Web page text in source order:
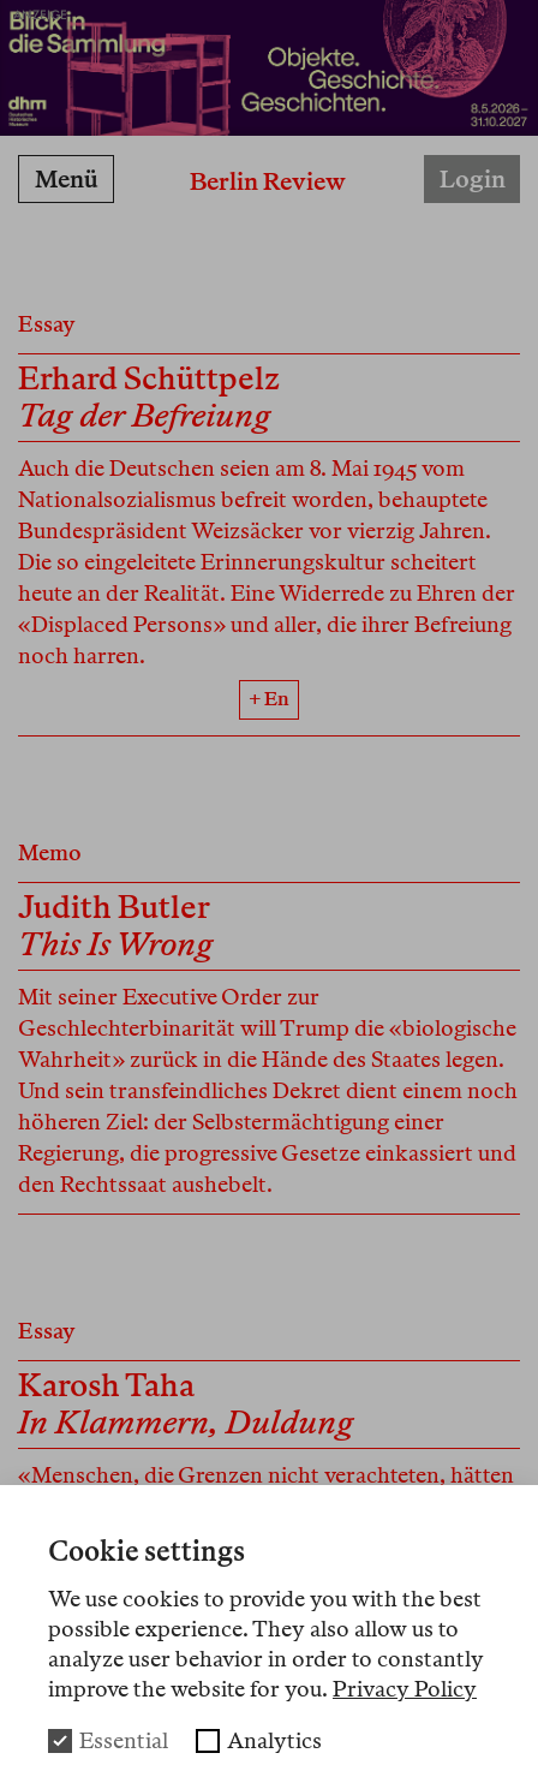
ANZEIGE
Berlin Review
Menü Login
Essay
Erhard Schüttpelz
Tag der Befreiung
Auch die Deutschen seien am 8. Mai 1945 vom
Nationalsozialismus befreit worden, behauptete
Bundespräsident Weizsäcker vor vierzig Jahren.
Die so eingeleitete Erinnerungskultur scheitert
heute an der Realität. Eine Widerrede zu Ehren der
«Displaced Persons» und aller, die ihrer Befreiung
noch harren.
+ En
Memo
Judith Butler
This Is Wrong
Mit seiner Executive Order zur
Geschlechterbinarität will Trump die «biologische
Wahrheit» zurück in die Hände des Staates legen.
Und sein transfeindliches Dekret dient einem noch
höheren Ziel: der Selbstermächtigung einer
Regierung, die progressive Gesetze einkassiert und
den Rechtssaat aushebelt.
Essay
Karosh Taha
In Klammern, Duldung
«Menschen, die Grenzen nicht verachteten, hätten
wird mich nicht verlassen, nicht die Sätze werden
mich verlassen.» Eine Erzählung über das Leben in
Duldung, das Menschen zum Verharren an Orten
zwingt, an denen sie nicht bleiben dürfen.
Cookie settings
We use cookies to provide you with the best
possible experience. They also allow us to
analyze user behavior in order to constantly
improve the website for you. Privacy Policy
Essential Analytics